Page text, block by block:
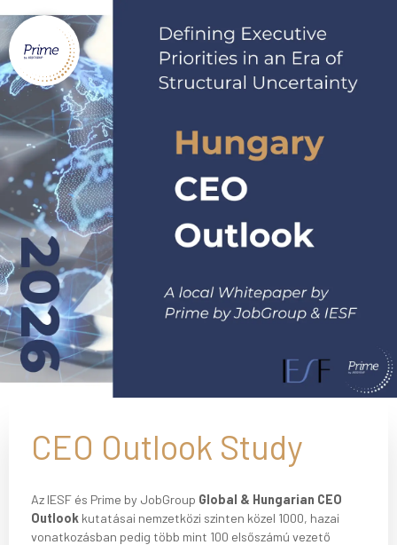
CEO Outlook Study
Az IESF és Prime by JobGroup Global & Hungarian CEO
Outlook kutatásai nemzetközi szinten közel 1000, hazai
vonatkozásban pedig több mint 100 elsőszámú vezető